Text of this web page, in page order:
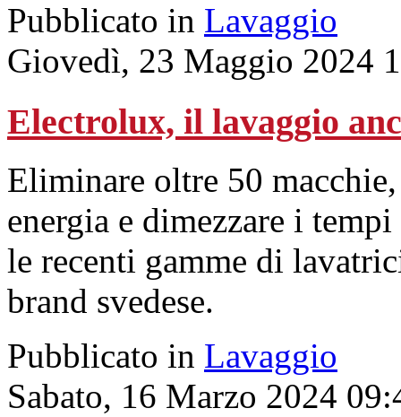
Pubblicato in Lavaggio
Giovedì, 23 Maggio 2024
Electrolux, il lavaggio
Eliminare oltre 50
energia e dimezzare i
le recenti gamme di
brand svedese.
Pubblicato in Lavaggio
Sabato, 16 Marzo 2024